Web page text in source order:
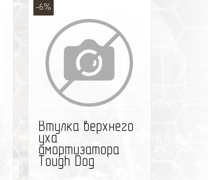
-6%
Втулка верхнего
уха
амортизатора
Tough Dog